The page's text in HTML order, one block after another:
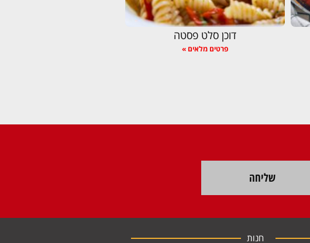
דוכן סלט פסטה
פרטים מלאים »
שליחה
חנות